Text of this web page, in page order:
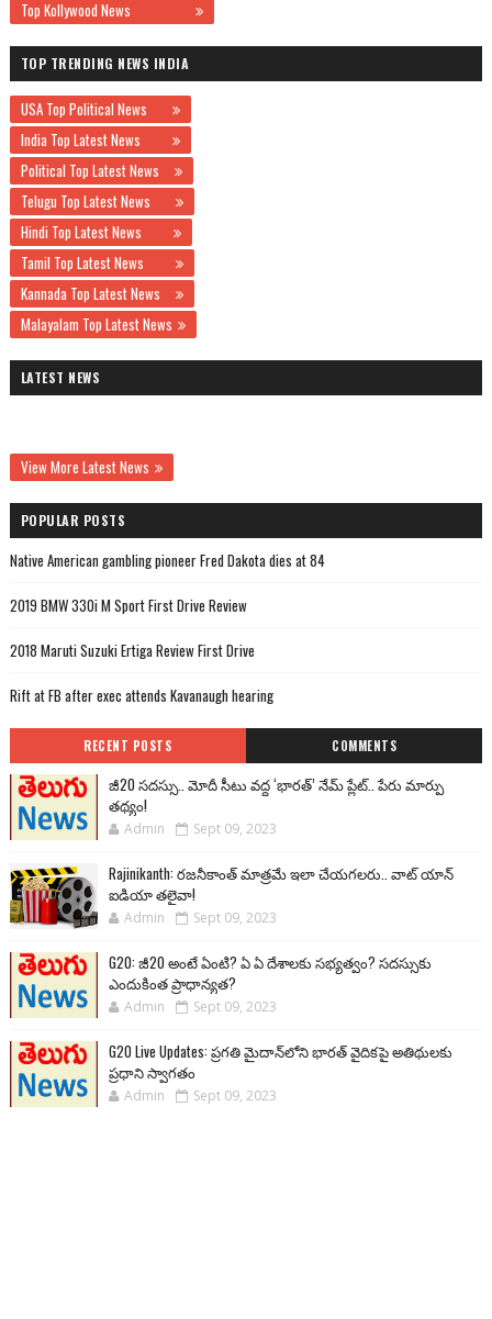
Top Kollywood News
TOP TRENDING NEWS INDIA
USA Top Political News
India Top Latest News
Political Top Latest News
Telugu Top Latest News
Hindi Top Latest News
Tamil Top Latest News
Kannada Top Latest News
Malayalam Top Latest News
LATEST NEWS
View More Latest News
POPULAR POSTS
Native American gambling pioneer Fred Dakota dies at 84
2019 BMW 330i M Sport First Drive Review
2018 Maruti Suzuki Ertiga Review First Drive
Rift at FB after exec attends Kavanaugh hearing
RECENT POSTS COMMENTS
జీ20 సదస్సు.. మోదీ సీటు వద్ద ‘భారత్’ నేమ్ ప్లేట్‌.. పేరు మార్పు
తథ్యం!
Admin Sept 09, 2023
Rajinikanth: రజనీకాంత్ మాత్రమే ఇలా చేయగలరు.. వాట్ యాన్
ఐడియా తలైవా!
Admin Sept 09, 2023
G20: జీ20 అంటే ఏంటి? ఏ ఏ దేశాలకు సభ్యత్వం? సదస్సుకు
ఎందుకింత ప్రాధాన్యత?
Admin Sept 09, 2023
G20 Live Updates: ప్రగతి మైదాన్‌లోని భారత్ వైదికపై అతిథులకు
ప్రధాని స్వాగతం
Admin Sept 09, 2023